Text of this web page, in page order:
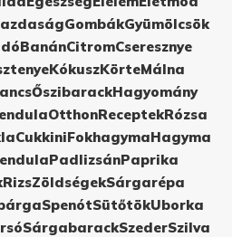
GombákGyümölcsök
BanánCitromCseresznye
KókuszKörteMálna
ŐszibarackHagyomány
OtthonReceptekRózsa
CukkiniFokhagymaHagyma
PadlizsánPaprika
RizsZöldségekSárgarépa
SpenótSütőtökUborka
SárgabarackSzederSzilva